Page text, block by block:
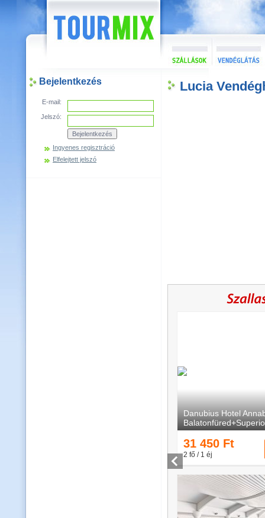
Bejelentkezés
E-mail:
Jelszó:
Ingyenes regisztráció
Elfelejtett jelszó
Lucia